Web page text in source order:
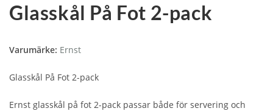
Glasskål På Fot 2-pack
Varumärke: Ernst
Glasskål På Fot 2-pack
Ernst glasskål på fot 2-pack passar både för servering och